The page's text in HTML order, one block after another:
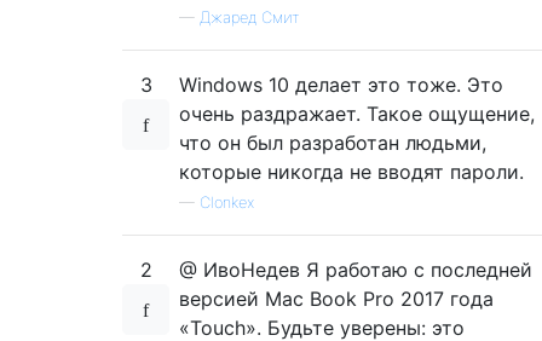
— Джаред Смит
3
Windows 10 делает это тоже. Это
очень раздражает. Такое ощущение,
что он был разработан людьми,
которые никогда не вводят пароли.
— Clonkex
2
@ ИвоНедев Я работаю с последней
версией Mac Book Pro 2017 года
«Touch». Будьте уверены: это